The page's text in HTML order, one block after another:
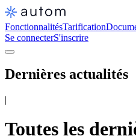
FonctionnalitésTarification
Se connecterS'inscrire
Dernières actualités
|
Toutes les